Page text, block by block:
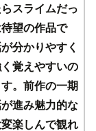
スライムだっ
望の作品で
分かりやすく
覚えやすいの
。前作の一期
進み魅力的な
楽しんで観れ